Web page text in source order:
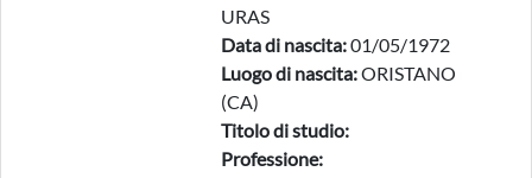
URAS
Data di nascita:01/05/1972
Luogo di nascita:ORISTANO
(CA)
Titolo di studio:
Professione: